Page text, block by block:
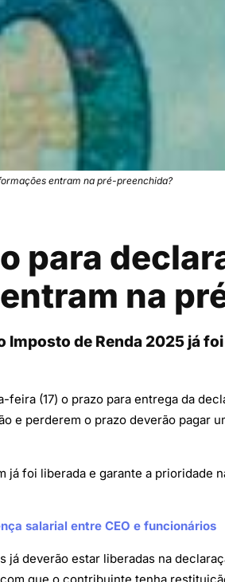
entram na pré-preenchida?
para
na
Imposto de Renda 2025 já
feira (17) o prazo para entrega da
e perderem o prazo deverão pagar
já foi liberada e garante a prioridade
salarial entre CEO e funcionários
já deverão estar liberadas na
que o contribuinte tenha